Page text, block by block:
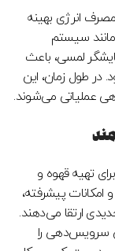
مصرف انرژی بهینه
سیستم
لمسی، باعث
طول زمان، این
عملیاتی می‌شوند.
تهیه قهوه و
امکانات پیشرفته،
ارتقا می‌دهند.
سرویس‌دهی را